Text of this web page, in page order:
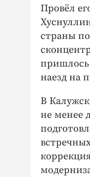
Провёл
страны
пришлось
наезд на
В
не менее